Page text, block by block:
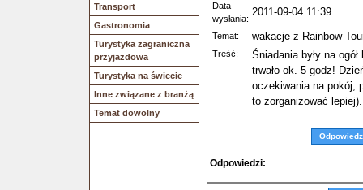
Transport
Gastronomia
Turystyka zagraniczna
przyjazdowa
Turystyka na świecie
Inne związane z branżą
Temat dowolny
Data
wysłania:
2011-09-04 11:39
Temat: wakacje z Rainbow
Treść:
Śniadania były na
trwało ok. 5 godz!
oczekiwania na pokój,
to zorganizować lepiej).
Odpowiedz
Odpowiedzi: